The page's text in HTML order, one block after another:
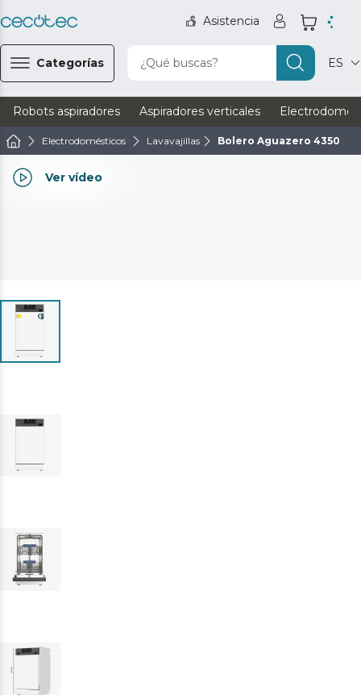
Asistencia
Categorías ¿Qué buscas? ES
Robots aspiradores Aspiradores verticales
Electrodomésticos Lavavajillas Bolero Aguazero 4350
Ver vídeo